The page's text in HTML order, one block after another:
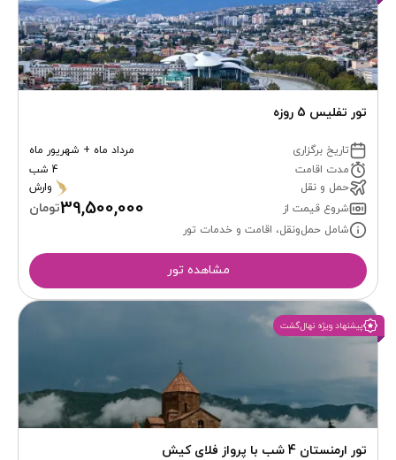
تور تفلیس 5 روزه
تاریخ برگزاری
مرداد ماه + شهریور ماه
مدت اقامت
4 شب
حمل و نقل
وارش
شروع قیمت از
39,500,000تومان
شامل حمل‌ونقل، اقامت و خدمات تور
مشاهده تور
تور ارمنستان 4 شب با پرواز فلای کیش
پیشنهاد ویژه نهال‌گشت